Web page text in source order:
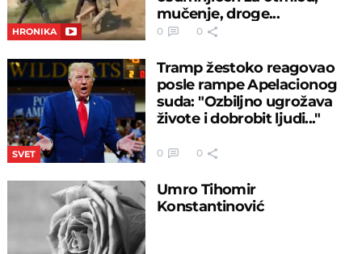
HRONIKA
mučenje, droge...
0 0
SVET
Tramp žestoko reagovao
posle rampe Apelacionog
suda: "Ozbiljno ugrožava
živote i dobrobit ljudi..."
0 0
Umro Tihomir
Konstantinović